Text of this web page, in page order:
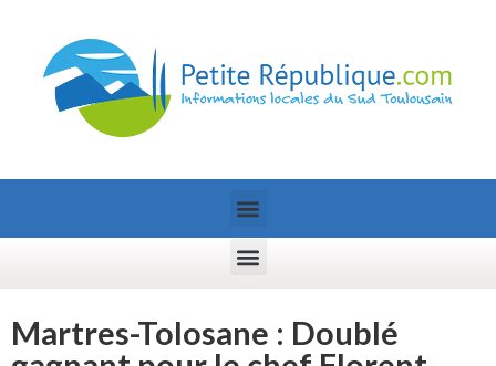
Martres-Tolosane : Doublé